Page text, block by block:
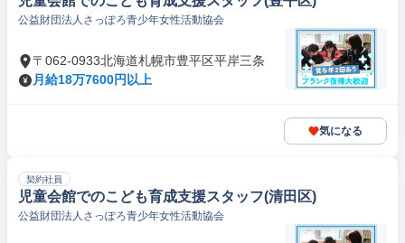
公益財団法人さっぽろ青少年女性活動協会
〒062-0933北海道札幌市豊平区平岸三条
月給18万7600円以上
気になる
契約社員
児童会館でのこども育成支援スタッフ(清田区)
公益財団法人さっぽろ青少年女性活動協会